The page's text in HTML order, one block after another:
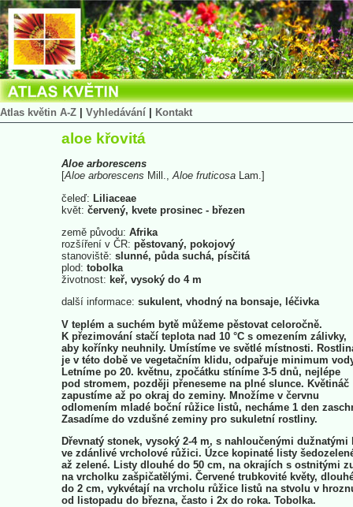
Atlas květin A-Z Vyhledávání Kontakt
aloe křovitá
Aloe arborescens
[Aloe arborescens Mill.,Aloe fruticosa Lam.]
čeleď: Liliaceae
květ: červený, kvete prosinec - březen
země původu: Afrika
rozšíření v ČR: pěstovaný, pokojový
stanoviště: slunné, půda suchá, písčitá
plod: tobolka
životnost: keř, vysoký do 4 m
další informace: sukulent, vhodný na bonsaje, léčivka
V teplém a suchém bytě můžeme pěstovat celoročně.
K přezimování stačí teplota nad 10 °C s omezením zálivky,
aby kořínky neuhnily. Umístíme ve světlé místnosti.
je v této době ve vegetačním klidu, odpařuje minimum
Letníme po 20. květnu, zpočátku stíníme 3-5 dnů, nejlépe
pod stromem, později přeneseme na plné slunce. Květináč
zapustíme až po okraj do zeminy. Množíme v červnu
odlomením mladé boční růžice listů, necháme 1 den
Zasadíme do vzdušné zeminy pro sukuletní rostliny.
Dřevnatý stonek, vysoký 2-4 m, s nahloučenými dužnatými
ve zdánlivé vrcholové růžici. Úzce kopinaté listy
až zelené. Listy dlouhé do 50 cm, na okrajích s ostnitými
na vrcholku zašpičatělými. Červené trubkovité květy,
do 2 cm, vykvétají na vrcholu růžice listů na stvolu v
od listopadu do března, často i 2x do roka. Tobolka.